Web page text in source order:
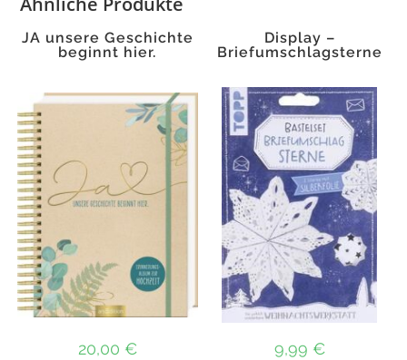
JA unsere Geschichte
beginnt hier.
20,00 €
Display –
Briefumschlagsterne
9,99 €